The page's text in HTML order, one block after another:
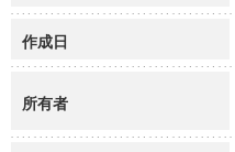
作成日
所有者